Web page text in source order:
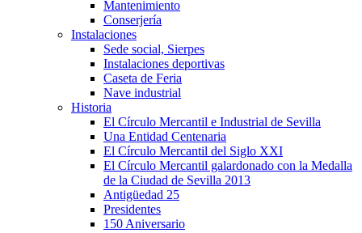
Mantenimiento
Conserjería
Instalaciones
Sede social, Sierpes
Instalaciones deportivas
Caseta de Feria
Nave industrial
Historia
El Círculo Mercantil e Industrial de Sevilla
Una Entidad Centenaria
El Círculo Mercantil del Siglo XXI
El Círculo Mercantil galardonado con la Medalla
de la Ciudad de Sevilla 2013
Antigüedad 25
Presidentes
150 Aniversario